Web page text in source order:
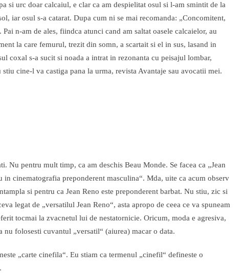
si urc doar calcaiul, e clar ca am despielitat osul si l-am smintit de la
iar osul s-a catarat. Dupa cum ni se mai recomanda: „Concomitent,
n-am de ales, fiindca atunci cand am saltat oasele calcaielor, au
la care femurul, trezit din somn, a scartait si el in sus, lasand in
coxal s-a sucit si noada a intrat in rezonanta cu peisajul lombar,
cine-l va castiga pana la urma, revista Avantaje sau avocatii mei.
Nu pentru mult timp, ca am deschis Beau Monde. Se facea ca „Jean
in cinematografia preponderent masculina“. Mda, uite ca acum observ
si pentru ca Jean Reno este preponderent barbat. Nu stiu, zic si
legat de „versatilul Jean Reno“, asta apropo de ceea ce va spuneam
tocmai la zvacnetul lui de nestatornicie. Oricum, moda e agresiva,
nu folosesti cuvantul „versatil“ (aiurea) macar o data.
„carte cinefila“. Eu stiam ca termenul „cinefil“ defineste o